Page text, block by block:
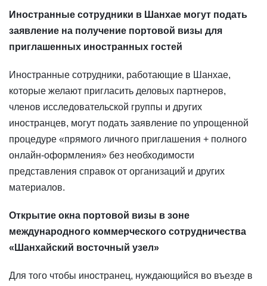
Иностранные сотрудники в Шанхае могут подать
заявление на получение портовой визы для
приглашенных иностранных гостей
Иностранные сотрудники, работающие в Шанхае,
которые желают пригласить деловых партнеров,
членов исследовательской группы и других
иностранцев, могут подать заявление по упрощенной
процедуре «прямого личного приглашения + полного
онлайн-оформления» без необходимости
представления справок от организаций и других
материалов.
Открытие окна портовой визы в зоне
международного коммерческого сотрудничества
«Шанхайский восточный узел»
Для того чтобы иностранец, нуждающийся во въезде в